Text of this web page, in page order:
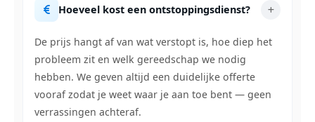
Hoeveel kost een ontstoppingsdienst?
De prijs hangt af van wat verstopt is, hoe diep het
probleem zit en welk gereedschap we nodig
hebben. We geven altijd een duidelijke offerte
vooraf zodat je weet waar je aan toe bent — geen
verrassingen achteraf.